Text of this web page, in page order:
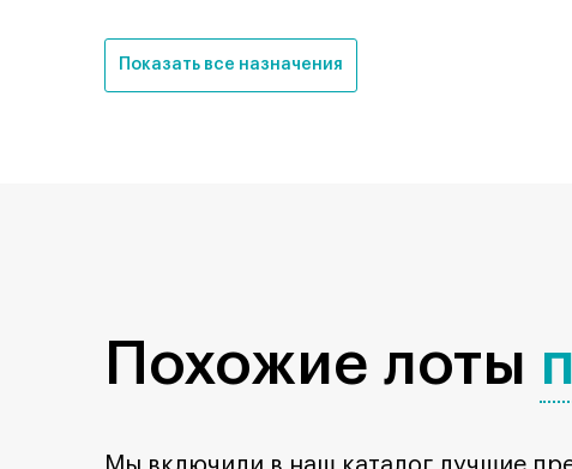
Показать все назначения
Похожие лоты